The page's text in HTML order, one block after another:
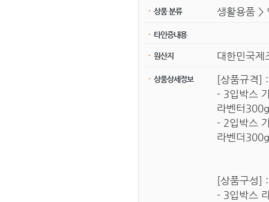
상품 분류 생활용품 >
타인증내용
원산지 대한민국제
상품상세정보
[상품규격] :
- 3입박스
라벤터
- 2입박스
라벤더
[상품구성] :
- 3입박스